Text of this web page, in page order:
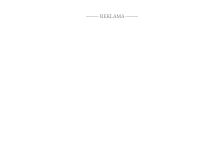
––––– REKLAMA –––––